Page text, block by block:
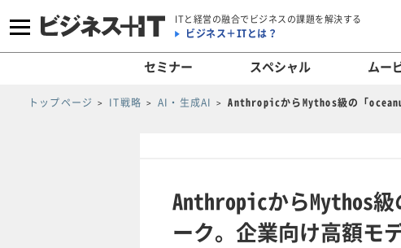
ITと経営の融合でビジネスの課題を解決する
ビジネス＋ITとは？
セミナー スペシャル ムー
トップページ IT戦略 AI・生成AI AnthropicからMythos級の「
AnthropicからMythos級
ーク。企業向け高額モ